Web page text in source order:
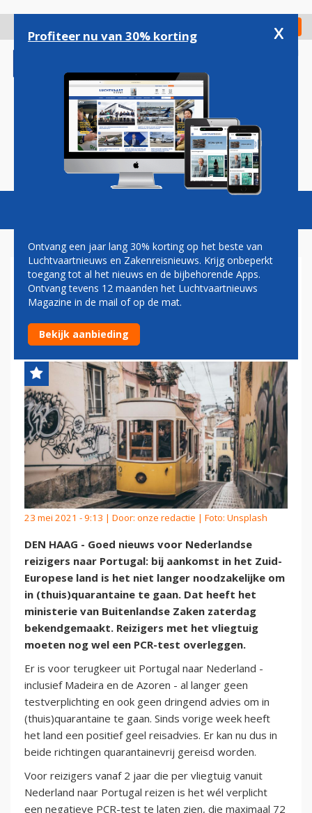
gaan
Check in
Magazine Podcasts Vacatures
REIZIGERS NAAR PORTUGAL
NA AANKOMST NIET MEER IN
QUARANTAINE
23 mei 2021 - 9:13 | Door: onze redactie | Foto: Unsplash
DEN HAAG - Goed nieuws voor Nederlandse
reizigers naar Portugal: bij aankomst in het Zuid-
Europese land is het niet langer noodzakelijke om
in (thuis)quarantaine te gaan. Dat heeft het
ministerie van Buitenlandse Zaken zaterdag
bekendgemaakt. Reizigers met het vliegtuig
moeten nog wel een PCR-test overleggen.
Er is voor terugkeer uit Portugal naar Nederland -
inclusief Madeira en de Azoren - al langer geen
testverplichting en ook geen dringend advies om in
(thuis)quarantaine te gaan. Sinds vorige week heeft
het land een positief geel reisadvies. Er kan nu dus in
beide richtingen quarantainevrij gereisd worden.
Voor reizigers vanaf 2 jaar die per vliegtuig vanuit
Nederland naar Portugal reizen is het wél verplicht
een negatieve PCR-test te laten zien, die maximaal 72
Profiteer nu van 30% korting x
Ontvang een jaar lang 30% korting op het beste van
Luchtvaartnieuws en Zakenreisnieuws. Krijg onbeperkt
toegang tot al het nieuws en de bijbehorende Apps.
Ontvang tevens 12 maanden het Luchtvaartnieuws
Magazine in de mail of op de mat.
Bekijk aanbieding